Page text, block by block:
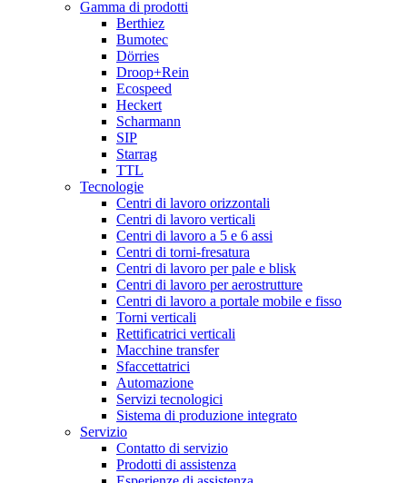
Gamma di prodotti
Berthiez
Bumotec
Dörries
Droop+Rein
Ecospeed
Heckert
Scharmann
SIP
Starrag
TTL
Tecnologie
Centri di lavoro orizzontali
Centri di lavoro verticali
Centri di lavoro a 5 e 6 assi
Centri di torni-fresatura
Centri di lavoro per pale e blisk
Centri di lavoro per aerostrutture
Centri di lavoro a portale mobile e fisso
Torni verticali
Rettificatrici verticali
Macchine transfer
Sfaccettatrici
Automazione
Servizi tecnologici
Sistema di produzione integrato
Servizio
Contatto di servizio
Prodotti di assistenza